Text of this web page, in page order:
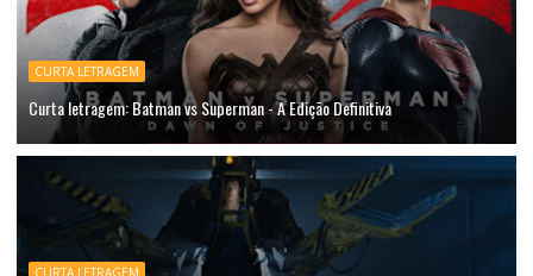
CURTA LETRAGEM
Curta letragem: Batman vs Superman - A Edição Definitiva
CURTA LETRAGEM